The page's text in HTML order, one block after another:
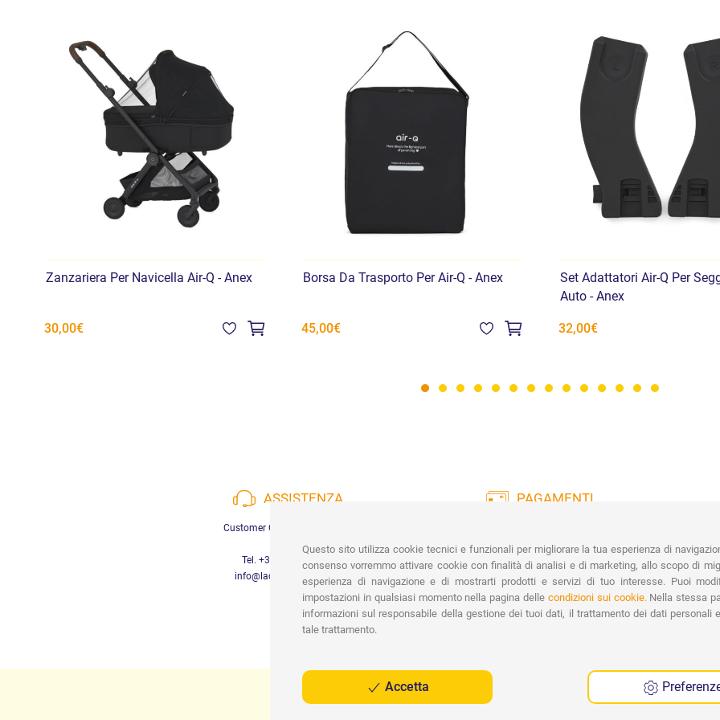
facilmente con una sola
cinture a 5 punti
per la giornata, senza
Air-Q è inoltre un
Air-Q
, con gli adattatori
parapioggia
e zanzariere
una soluzione particolare
unico telaio capace di
Anex Air-Qè una
chiuso e capace di
seduta
Chiusura
Ruote
Sospensioni
Capottina
Sicurezza
Zanzariera Per Navicella Air-Q - Anex
30,00€
Borsa Da Trasporto Per Air-Q - Anex
45,00€
Set Adattatori Air-Q Per
Auto - Anex
32,00€
ASSISTENZA
Customer Care a disposizione
Tel. +39 3452280233
info@lachiocciolababy.it
PAGAMENTI
Carte di Credito, Bonifico, PayPal e
Contrassegno.
Questo sito utilizza cookie tecnici e funzionali per migliorare la tua esperienza di
consenso vorremmo attivare cookie con finalità di analisi e di marketing, allo scopo di
esperienza di navigazione e di mostrarti prodotti e servizi di tuo interesse. Puoi
impostazioni in qualsiasi momento nella pagina delle condizioni sui cookie.Nella stessa
informazioni sul responsabile della gestione dei tuoi dati, il trattamento dei dati personali
tale trattamento.
Accetta